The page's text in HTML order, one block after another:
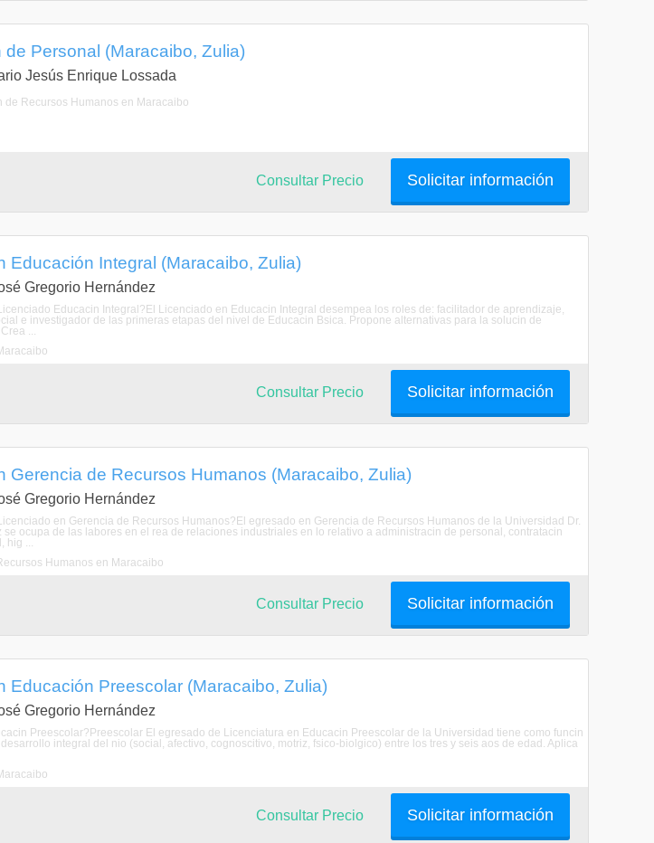
Personal (Maracaibo, Zulia)
Jesús Enrique Lossada
de Recursos Humanos en Maracaibo
Solicitar información
Consultar Precio
Educación Integral (Maracaibo, Zulia)
Gregorio Hernández
Educacin Integral?El Licenciado en Educacin Integral desempea los roles de: facilitador de aprendizaje,
e investigador de las primeras etapas del nivel de Educacin Bsica. Propone alternativas para la solucin de
...
Solicitar información
Consultar Precio
Gerencia de Recursos Humanos (Maracaibo, Zulia)
Gregorio Hernández
en Gerencia de Recursos Humanos?El egresado en Gerencia de Recursos Humanos de la Universidad Dr.
se ocupa de las labores en el rea de relaciones industriales en lo relativo a administracin de personal, contratacin
hig ...
Humanos en Maracaibo
Solicitar información
Consultar Precio
Educación Preescolar (Maracaibo, Zulia)
Gregorio Hernández
Preescolar?Preescolar El egresado de Licenciatura en Educacin Preescolar de la Universidad tiene como funcin
integral del nio (social, afectivo, cognoscitivo, motriz, fsico-biolgico) entre los tres y seis aos de edad. Aplica
Solicitar información
Consultar Precio